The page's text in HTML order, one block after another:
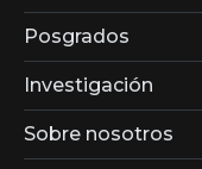
Posgrados
Investigación
Sobre nosotros